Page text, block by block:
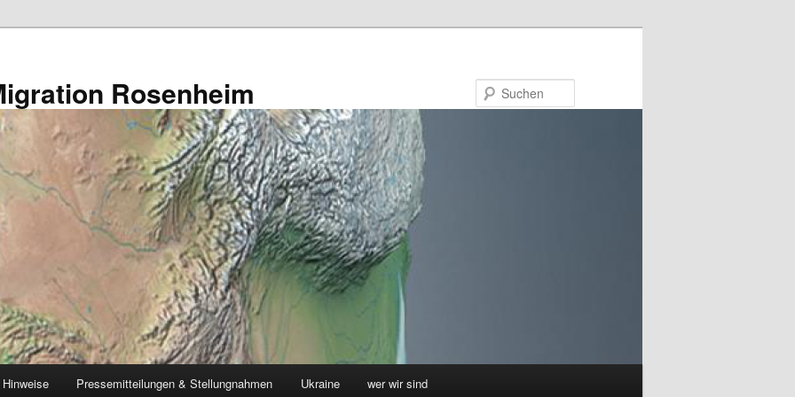
Rosenheim
Pressemitteilungen & Stellungnahmen Ukraine wer wir sind